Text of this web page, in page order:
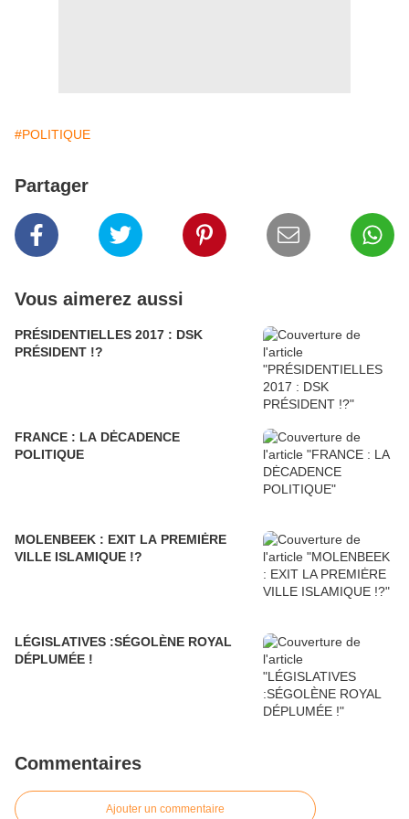
#POLITIQUE
Partager
Vous aimerez aussi
PRÉSIDENTIELLES 2017 : DSK
PRÉSIDENT !?
FRANCE : LA DĖCADENCE
POLITIQUE
MOLENBEEK : EXIT LA PREMIĖRE
VILLE ISLAMIQUE !?
LÉGISLATIVES :SÉGOLÈNE ROYAL
DÉPLUMÉE !
Commentaires
Ajouter un commentaire